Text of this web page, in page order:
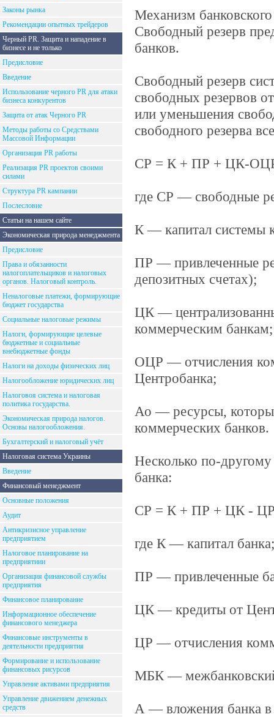
Законы рынка
Рекомендации опытных трейдеров
Черный PR. Защита и нападение в
бизнесе и не только
Предисловие
Введение
Использование черного PR для атаки
бизнеса конкурентов
Защита от атак Черного PR
Методы работы со Средствами
Массовой Информации
Организация PR работы
Реализация PR проектов своими
силами
Структура PR кампании
Послесловие
Статьи на нашем сайте
Экономическая природа менеджмента
Предисловие
Права и обязанности
налогоплательщиков и налоговых
органов. Налоговый контроль.
Неналоговые платежи, формирующие
бюджет государства
Социальные налоговые режимы
Налоги, формирующие целевые
бюджетные и социальные
внебюджетные фонды
Налоги на доходы физических лиц
Налогообложение юридических лиц
Налоговоя система и налоговая
политика государства.
Экономическая природа налогов.
Основы налогообложения.
Бухгалтерский и налоговый учёт
Налоговая система Украины
Введение
Финансовый менеджмент
Основные положения
Аудит
Антикризисное управление
предприятием
Налоговое планирование на
предприятиии
Организация финансовой службы
предприятия
Финансовое планирование
Информационное обеспечение
финансового менеджера
Финансовые инструменты в
деятельности предприятия
Формирование и использование
финансовых рисурсов
Управление активами предприятия
Управление движением денежных
средств
Механизм
Свободный резерв
банков.
Свободный резерв
свободных резервов
или уменьшения
свободного резерва
СР = К + ПР + ЦК-
где СР — свободные
К — капитал системы
ПР — привлеченные
депозитных счетах);
ЦК —
коммерческим банкам;
ОЦР — отчисления
Центробанка;
Ао — ресурсы,
коммерческих банков.
Несколько по-другому
банка:
СР = К + ПР + ЦК -
где К — капитал банка;
ПР — привлеченные
ЦК — кредиты от
ЦР — отчисления
МБК —
А — вложения банка в